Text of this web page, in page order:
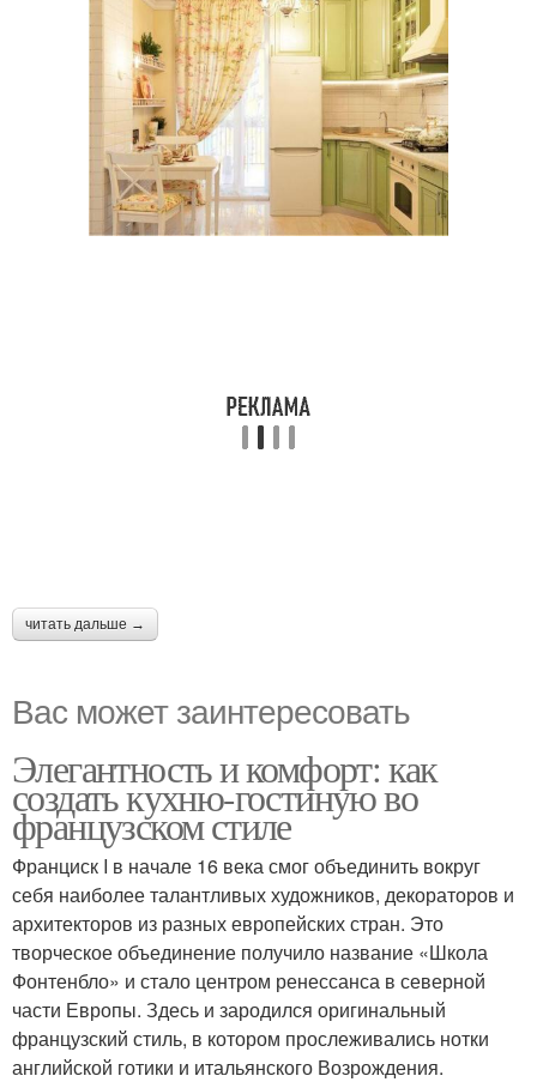
читать дальше →
Вас может заинтересовать
Элегантность и комфорт: как
создать кухню-гостиную во
французском стиле
Франциск I в начале 16 века смог объединить вокруг
себя наиболее талантливых художников, декораторов и
архитекторов из разных европейских стран. Это
творческое объединение получило название «Школа
Фонтенбло» и стало центром ренессанса в северной
части Европы. Здесь и зародился оригинальный
французский стиль, в котором прослеживались нотки
английской готики и итальянского Возрождения.